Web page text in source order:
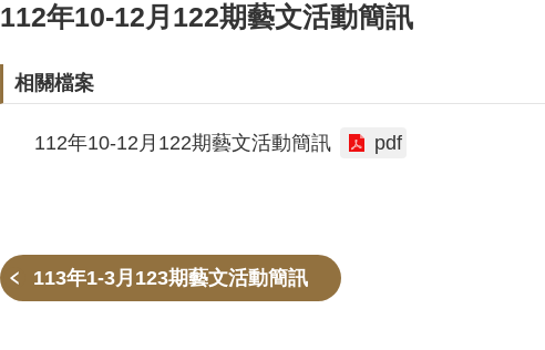
112年10-12月122期藝文活動簡訊
相關檔案
112年10-12月122期藝文活動簡訊 pdf
113年1-3月123期藝文活動簡訊